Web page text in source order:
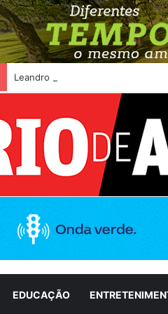
Leandro Vilela participa do
EDUCAÇÃO